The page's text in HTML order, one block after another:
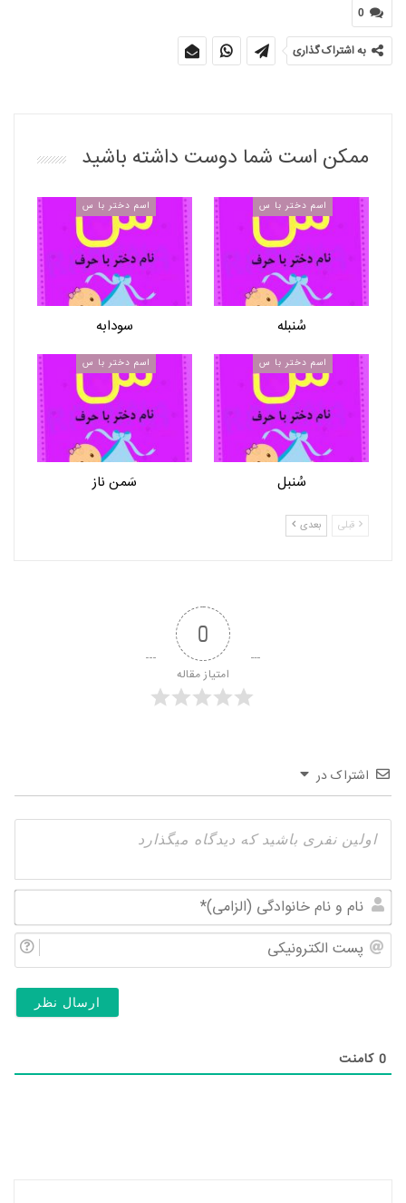
0
به اشتراک گذاری
ممکن است شما دوست داشته باشید
اسم دختر با س
سُنبله
اسم دختر با س
سودابه
اسم دختر با س
سُنبل
اسم دختر با س
سَمن ناز
قبلی بعدی
0
امتیاز مقاله
اشتراک در
و
0 کامنت